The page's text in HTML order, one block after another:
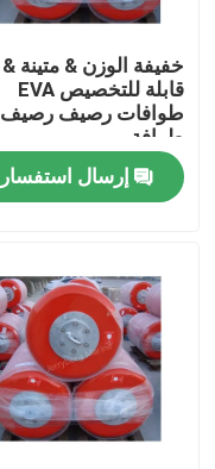
مسكن
منتجات
معلومات عنا
خفيفة الوزن & متينة &
قابلة للتخصيص EVA
طوافات رصيف رصيف
طوافة
إرسال استفسار